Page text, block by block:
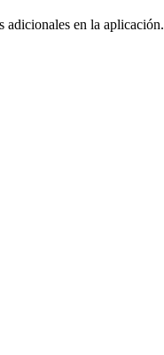
adicionales en la aplicación.